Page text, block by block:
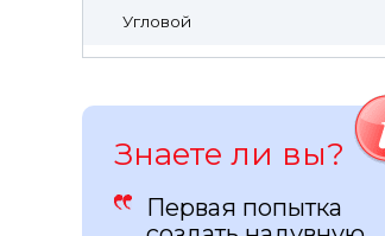
Угловой
Знаете ли вы?
Первая попытка